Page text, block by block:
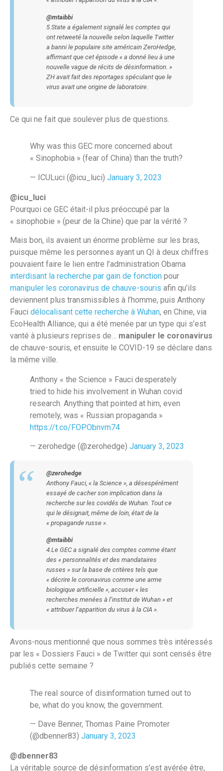
@mtaibbi
5.State a également signalé les comptes qui
ont retweeté la nouvelle selon laquelle Twitter
a banni le populaire site américain ZeroHedge,
affirmant que cet épisode « a donné lieu à une
nouvelle vague de récits de désinformation. »
ZH avait fait des reportages spéculant que le
virus avait une origine de laboratoire.
Ce qui ne fait que soulever plus de questions.
Why was this GEC more concerned about
« Sinophobia » (fear of China) than the truth?
— ICULuci (@icu_luci) January 3, 2023
@icu_luci
Pourquoi ce GEC était-il plus préoccupé par la
« sinophobie » (peur de la Chine) que par la vérité ?
Mais bon, ils avaient un énorme problème sur les bras,
puisque même les personnes ayant un QI à deux chiffres
pouvaient faire le lien entre l’administration Obama
interdisant la recherche par gain de fonction pour
manipuler les coronavirus de chauve-souris afin qu’ils
deviennent plus transmissibles à l’homme, puis Anthony
Fauci délocalisant cette recherche à Wuhan, en Chine, via
EcoHealth Alliance, qui a été menée par un type qui s’est
vanté à plusieurs reprises de… manipuler le coronavirus
de chauve-souris, et ensuite le COVID-19 se déclare dans
la même ville.
Anthony « the Science » Fauci desperately
tried to hide his involvement in Wuhan covid
research. Anything that pointed at him, even
remotely, was « Russian propaganda »
https://t.co/FOPObnvm74
— zerohedge (@zerohedge) January 3, 2023
@zerohedge
Anthony Fauci, « la Science », a désespérément
essayé de cacher son implication dans la
recherche sur les covidés de Wuhan. Tout ce
qui le désignait, même de loin, était de la
« propagande russe ».
@mtaibbi
4.Le GEC a signalé des comptes comme étant
des « personnalités et des mandataires
russes » sur la base de critères tels que
« décrire le coronavirus comme une arme
biologique artificielle », accuser « les
recherches menées à l’institut de Wuhan » et
« attribuer l’apparition du virus à la CIA ».
Avons-nous mentionné que nous sommes très intéressés
par les « Dossiers Fauci » de Twitter qui sont censés être
publiés cette semaine ?
The real source of disinformation turned out to
be, what do you know, the government.
— Dave Benner, Thomas Paine Promoter
(@dbenner83) January 3, 2023
@dbenner83
La véritable source de désinformation s’est avérée être,